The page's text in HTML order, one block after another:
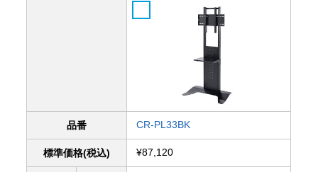
品番 CR-PL33BK
標準価格(税込) ¥87,120